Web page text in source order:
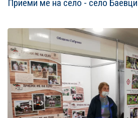
Приеми ме на село - село Баевци